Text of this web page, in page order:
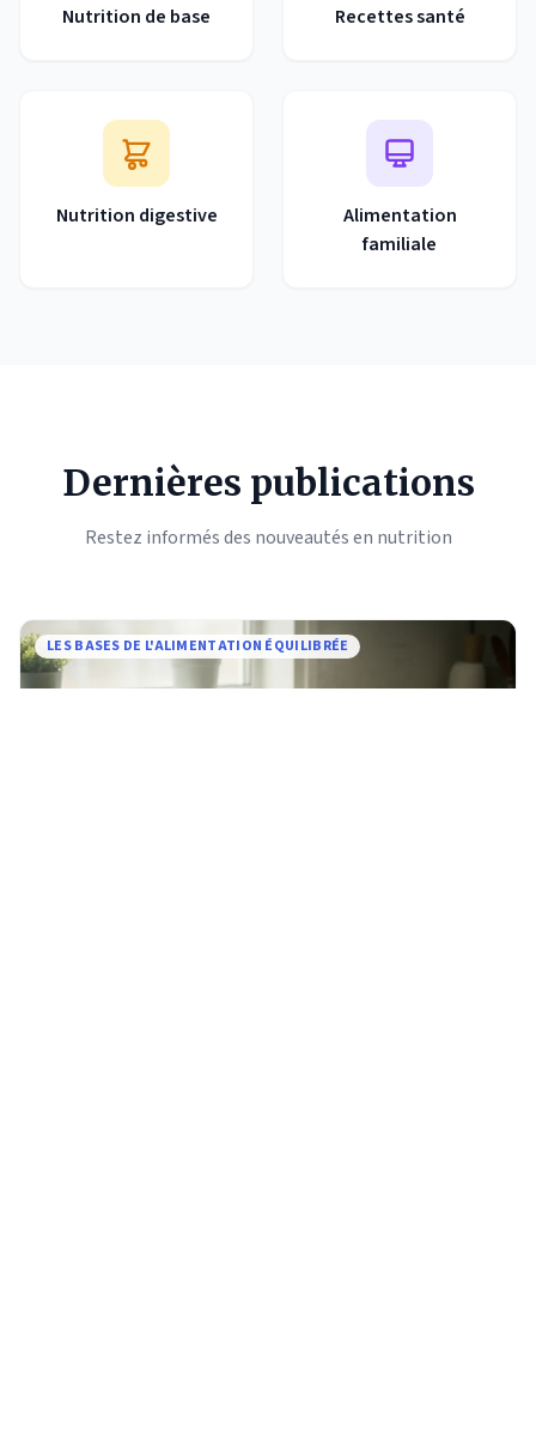
Nutrition de base Recettes santé
Nutrition digestive
Alimentation
familiale
Dernières publications
Restez informés des nouveautés en nutrition
LES BASES DE L'ALIMENTATION ÉQUILIBRÉE